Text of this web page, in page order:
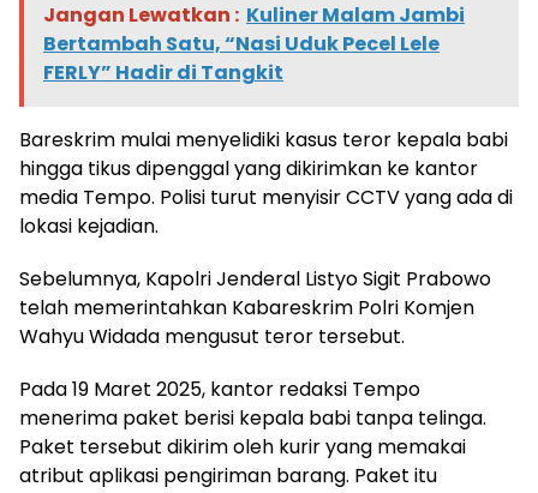
Jangan Lewatkan : Kuliner Malam Jambi
Bertambah Satu, “Nasi Uduk Pecel Lele
FERLY” Hadir di Tangkit
Bareskrim mulai menyelidiki kasus teror kepala babi
hingga tikus dipenggal yang dikirimkan ke kantor
media Tempo. Polisi turut menyisir CCTV yang ada di
lokasi kejadian.
Sebelumnya, Kapolri Jenderal Listyo Sigit Prabowo
telah memerintahkan Kabareskrim Polri Komjen
Wahyu Widada mengusut teror tersebut.
Pada 19 Maret 2025, kantor redaksi Tempo
menerima paket berisi kepala babi tanpa telinga.
Paket tersebut dikirim oleh kurir yang memakai
atribut aplikasi pengiriman barang. Paket itu